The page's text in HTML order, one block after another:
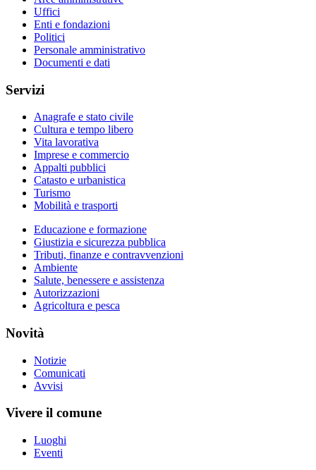
Uffici
Enti e fondazioni
Politici
Personale amministrativo
Documenti e dati
Servizi
Anagrafe e stato civile
Cultura e tempo libero
Vita lavorativa
Imprese e commercio
Appalti pubblici
Catasto e urbanistica
Turismo
Mobilità e trasporti
Educazione e formazione
Giustizia e sicurezza pubblica
Tributi, finanze e contravvenzioni
Ambiente
Salute, benessere e assistenza
Autorizzazioni
Agricoltura e pesca
Novità
Notizie
Comunicati
Avvisi
Vivere il comune
Luoghi
Eventi